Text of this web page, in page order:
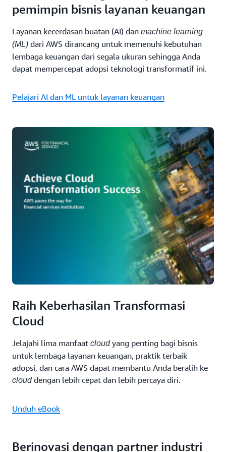
pemimpin bisnis layanan keuangan
Layanan kecerdasan buatan (AI) dan machine learning
(ML) dari AWS dirancang untuk memenuhi kebutuhan
lembaga keuangan dari segala ukuran sehingga Anda
dapat mempercepat adopsi teknologi transformatif ini.
Pelajari AI dan ML untuk layanan keuangan
Raih Keberhasilan Transformasi
Cloud
Jelajahi lima manfaat cloudyang penting bagi bisnis
untuk lembaga layanan keuangan, praktik terbaik
adopsi, dan cara AWS dapat membantu Anda beralih ke
clouddengan lebih cepat dan lebih percaya diri.
Unduh eBook
Berinovasi dengan partner industri